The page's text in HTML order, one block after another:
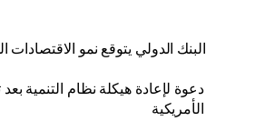
دعوة لإعادة هيكلة نظام التنمية
الأمريكية